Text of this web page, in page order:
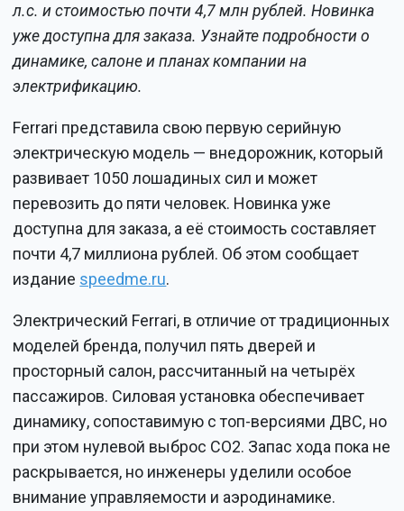
л.с. и стоимостью почти 4,7 млн рублей. Новинка
уже доступна для заказа. Узнайте подробности о
динамике, салоне и планах компании на
электрификацию.
Ferrari представила свою первую серийную
электрическую модель — внедорожник, который
развивает 1050 лошадиных сил и может
перевозить до пяти человек. Новинка уже
доступна для заказа, а её стоимость составляет
почти 4,7 миллиона рублей. Об этом сообщает
издание speedme.ru.
Электрический Ferrari, в отличие от традиционных
моделей бренда, получил пять дверей и
просторный салон, рассчитанный на четырёх
пассажиров. Силовая установка обеспечивает
динамику, сопоставимую с топ-версиями ДВС, но
при этом нулевой выброс CO2. Запас хода пока не
раскрывается, но инженеры уделили особое
внимание управляемости и аэродинамике.